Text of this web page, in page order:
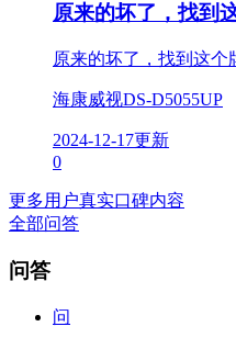
原来的坏了，找到
原来的坏了，找到这
海康威视DS-D5055UP
2024-12-17更新
0
更多用户真实口碑内容
全部问答
问答
问